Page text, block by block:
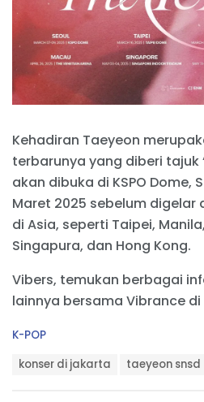
Kehadiran Taeyeon
terbarunya yang diberi tajuk
akan dibuka di KSPO Dome,
Maret 2025 sebelum
di Asia, seperti Taipei,
Singapura, dan Hong Kong.
Vibers, temukan berbagai
lainnya bersama Vibrance di
C
K-POP
konser di jakarta taeyeon snsd